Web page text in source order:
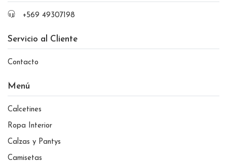
+569 49307198
Servicio al Cliente
Contacto
Menú
Calcetines
Ropa Interior
Calzas y Pantys
Camisetas